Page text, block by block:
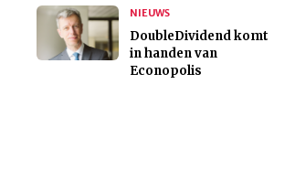
NIEUWS
DoubleDividend komt
in handen van
Econopolis